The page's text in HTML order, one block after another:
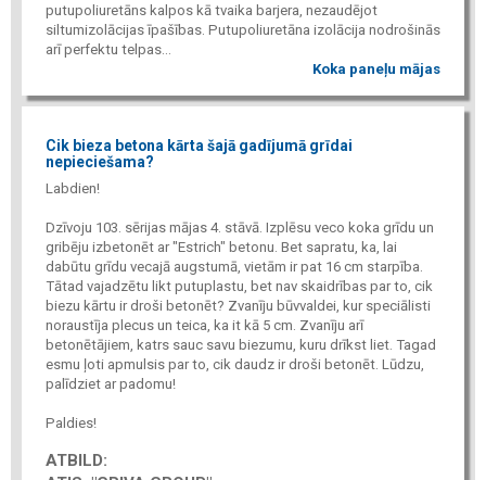
putupoliuretāns kalpos kā tvaika barjera, nezaudējot
siltumizolācijas īpašības. Putupoliuretāna izolācija nodrošinās
arī perfektu telpas...
Koka paneļu mājas
Cik bieza betona kārta šajā gadījumā grīdai
nepieciešama?
Labdien!
Dzīvoju 103. sērijas mājas 4. stāvā. Izplēsu veco koka grīdu un
gribēju izbetonēt ar "Estrich" betonu. Bet sapratu, ka, lai
dabūtu grīdu vecajā augstumā, vietām ir pat 16 cm starpība.
Tātad vajadzētu likt putuplastu, bet nav skaidrības par to, cik
biezu kārtu ir droši betonēt? Zvanīju būvvaldei, kur speciālisti
noraustīja plecus un teica, ka it kā 5 cm. Zvanīju arī
betonētājiem, katrs sauc savu biezumu, kuru drīkst liet. Tagad
esmu ļoti apmulsis par to, cik daudz ir droši betonēt. Lūdzu,
palīdziet ar padomu!
Paldies!
ATBILD: